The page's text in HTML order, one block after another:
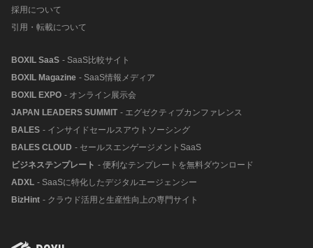
採用について
引用・転載について
BOXIL SaaS - SaaS比較サイト
BOXIL Magazine - SaaS情報メディア
BOXIL EXPO - オンライン展示会
JAPAN LEADERS SUMMIT - エグゼクティブカンファレンス
BALES - インサイドセールスアウトソーシング
BALES CLOUD - セールスエンゲージメントSaaS
ビジネステンプレート - 便利なテンプレートを無料ダウンロード
ADXL - SaaSに特化したデジタルエージェンシー
BizHint - クラウド活用と生産性向上の専門サイト